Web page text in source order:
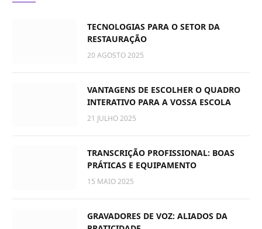
TECNOLOGIAS PARA O SETOR DA
RESTAURAÇÃO
20 AGOSTO 2025
VANTAGENS DE ESCOLHER O QUADRO
INTERATIVO PARA A VOSSA ESCOLA
21 JULHO 2025
TRANSCRIÇÃO PROFISSIONAL: BOAS
PRÁTICAS E EQUIPAMENTO
15 MAIO 2025
GRAVADORES DE VOZ: ALIADOS DA